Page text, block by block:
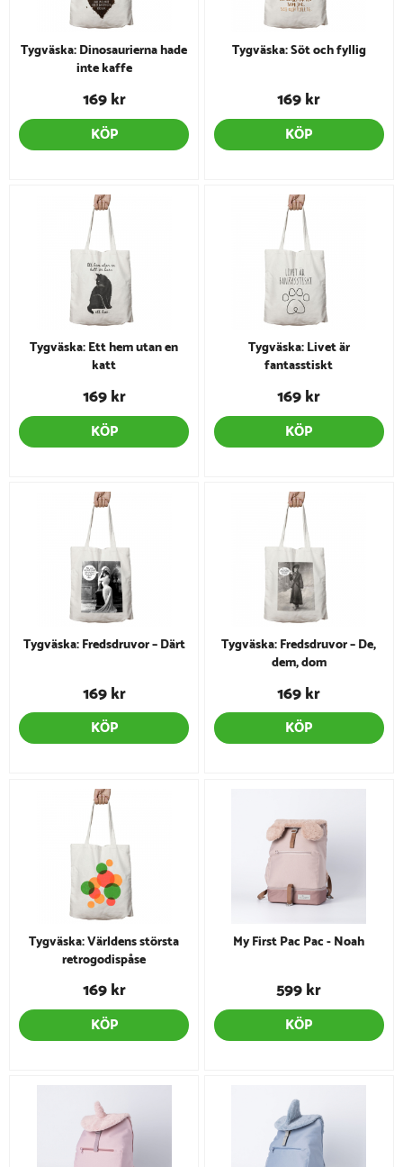
Tygväska: Dinosaurierna hade
inte kaffe
169 kr
KÖP
Tygväska: Söt och fyllig
169 kr
KÖP
Tygväska: Ett hem utan en
katt
169 kr
KÖP
Tygväska: Livet är
fantasstiskt
169 kr
KÖP
Tygväska: Fredsdruvor – Därt
169 kr
KÖP
Tygväska: Fredsdruvor – De,
dem, dom
169 kr
KÖP
Tygväska: Världens största
retrogodispåse
169 kr
KÖP
My First Pac Pac - Noah
599 kr
KÖP